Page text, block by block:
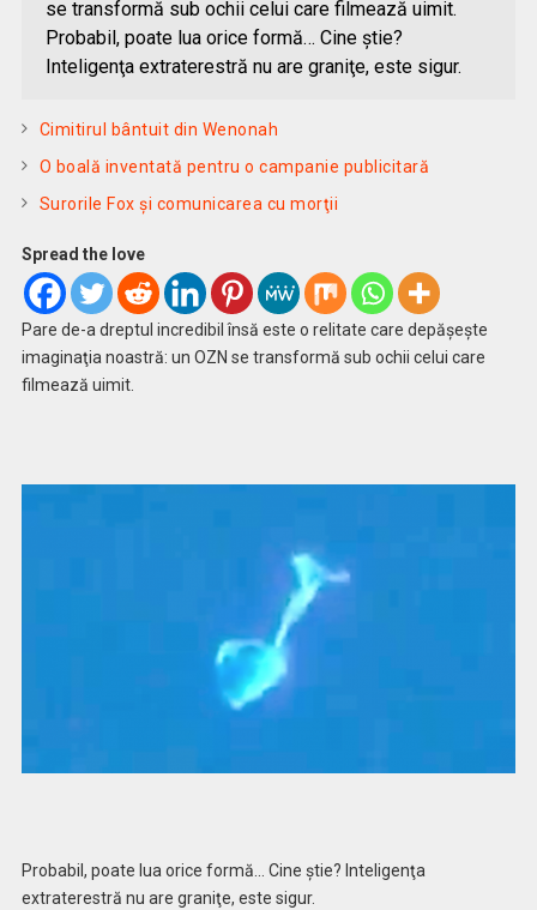
se transformă sub ochii celui care filmează uimit.
Probabil, poate lua orice formă… Cine ştie?
Inteligenţa extraterestră nu are graniţe, este sigur.
Cimitirul bântuit din Wenonah
O boală inventată pentru o campanie publicitară
Surorile Fox şi comunicarea cu morţii
Spread the love
Pare de-a dreptul incredibil însă este o relitate care depăşeşte
imaginaţia noastră: un OZN se transformă sub ochii celui care
filmează uimit.
Probabil, poate lua orice formă… Cine ştie? Inteligenţa
extraterestră nu are graniţe, este sigur.